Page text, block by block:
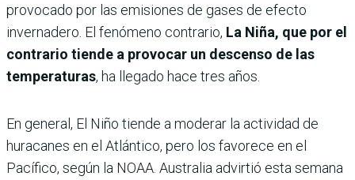
provocado por las emisiones de gases de efecto
invernadero. El fenómeno contrario, La Niña, que por el
contrario tiende a provocar un descenso de las
temperaturas, ha llegado hace tres años.
En general, El Niño tiende a moderar la actividad de
huracanes en el Atlántico, pero los favorece en el
Pacífico, según la NOAA. Australia advirtió esta semana